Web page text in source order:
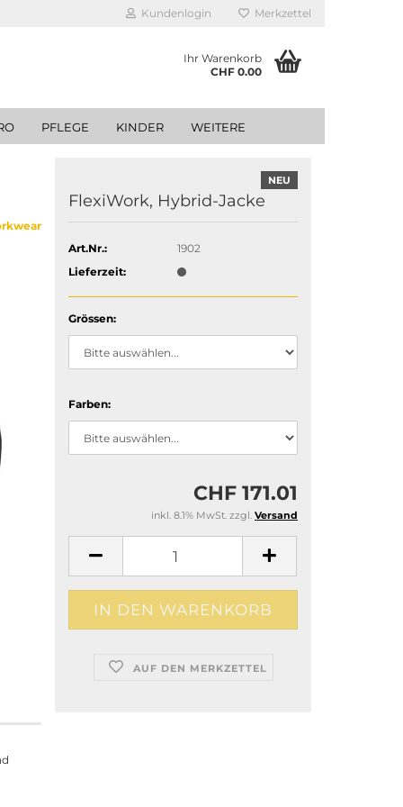
Kundenlogin Merkzettel
Ihr Warenkorb
CHF 0.00
PFLEGE KINDER WEITERE
NEU
FlexiWork, Hybrid-Jacke
Art.Nr.:
1902
Lieferzeit:
Grössen:
Farben:
CHF 171.01
inkl. 8.1% MwSt. zzgl. Versand
AUF DEN MERKZETTEL